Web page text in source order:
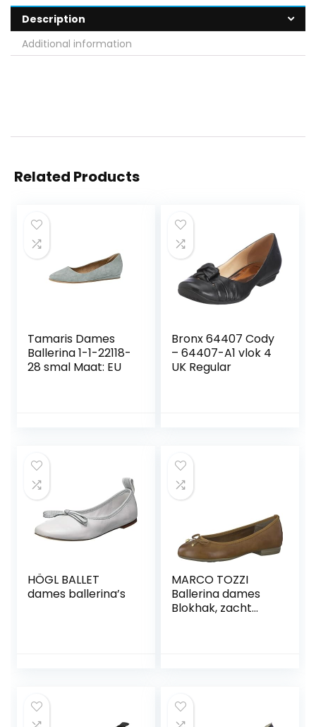
Description
Additional information
Related Products
Tamaris Dames
Ballerina 1-1-22118-
28 smal Maat: EU
Bronx 64407 Cody
– 64407-A1 vlok 4
UK Regular
HÖGL BALLET
dames ballerina’s
MARCO TOZZI
Ballerina dames
Blokhak, zacht